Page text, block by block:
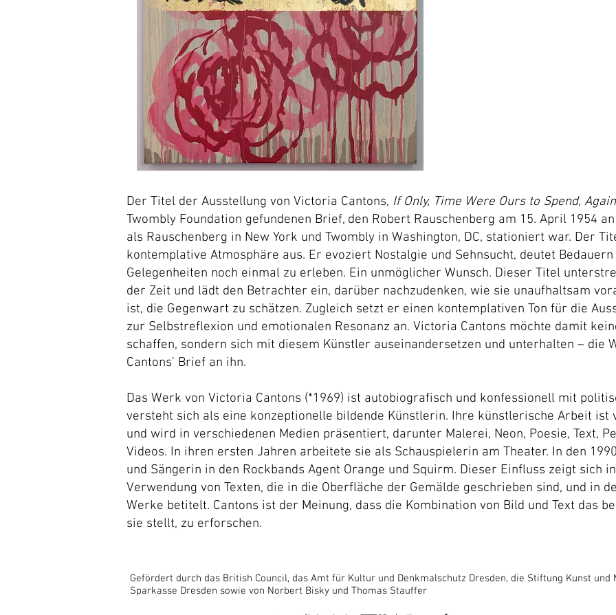
Der Titel der Ausstellung von Victoria Cantons, If Only, Time Were Ours to Spend, Again
Twombly Foundation gefundenen Brief, den Robert Rauschenberg am 15. April 1954
als Rauschenberg in New York und Twombly in Washington, DC, stationiert war. Der
kontemplative Atmosphäre aus. Er evoziert Nostalgie und Sehnsucht, deutet
Gelegenheiten noch einmal zu erleben. Ein unmöglicher Wunsch. Dieser Titel
der Zeit und lädt den Betrachter ein, darüber nachzudenken, wie sie unaufhaltsam
ist, die Gegenwart zu schätzen. Zugleich setzt er einen kontemplativen Ton für die
zur Selbstreflexion und emotionalen Resonanz an. Victoria Cantons möchte damit
schaffen, sondern sich mit diesem Künstler auseinandersetzen und unterhalten – die
Cantons' Brief an ihn.
Das Werk von Victoria Cantons (*1969) ist autobiografisch und konfessionell mit
versteht sich als eine konzeptionelle bildende Künstlerin. Ihre künstlerische Arbeit
und wird in verschiedenen Medien präsentiert, darunter Malerei, Neon, Poesie, Text,
Videos. In ihren ersten Jahren arbeitete sie als Schauspielerin am Theater. In den
und Sängerin in den Rockbands Agent Orange und Squirm. Dieser Einfluss zeigt sich
Verwendung von Texten, die in die Oberfläche der Gemälde geschrieben sind, und in
Werke betitelt. Cantons ist der Meinung, dass die Kombination von Bild und Text das
sie stellt, zu erforschen.
Gefördert durch das British Council, das Amt für Kultur und Denkmalschutz Dresden, die Stiftung Kunst und
Sparkasse Dresden sowie von Norbert Bisky und Thomas Stauffer